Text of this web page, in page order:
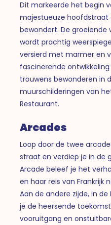
Dit markeerde het begin
majestueuze hoofdstraat
bewondert. De
wordt prachtig
versierd met marmer en
fascinerende
trouwens bewonderen in
muurschilderingen van
Restaurant.
Arcades
Loop door de twee
straat en verdiep je in de
Arcade beleef je het
en haar reis van Frankrijk
Aan de andere zijde, in
je de heersende
vooruitgang en